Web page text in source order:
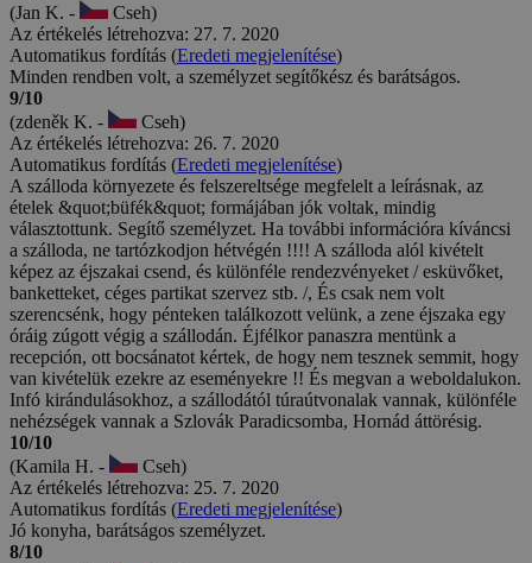
(Jan K. -
Cseh)
Az értékelés létrehozva: 27. 7. 2020
Automatikus fordítás (Eredeti megjelenítése)
Minden rendben volt, a személyzet segítőkész és barátságos.
9/10
(zdeněk K. -
Cseh)
Az értékelés létrehozva: 26. 7. 2020
Automatikus fordítás (Eredeti megjelenítése)
A szálloda környezete és felszereltsége megfelelt a leírásnak, az
ételek &quot;büfék&quot; formájában jók voltak, mindig
választottunk. Segítő személyzet. Ha további információra kíváncsi
a szálloda, ne tartózkodjon hétvégén !!!! A szálloda alól kivételt
képez az éjszakai csend, és különféle rendezvényeket / esküvőket,
banketteket, céges partikat szervez stb. /, És csak nem volt
szerencsénk, hogy pénteken találkozott velünk, a zene éjszaka egy
óráig zúgott végig a szállodán. Éjfélkor panaszra mentünk a
recepción, ott bocsánatot kértek, de hogy nem tesznek semmit, hogy
van kivételük ezekre az eseményekre !! És megvan a weboldalukon.
Infó kirándulásokhoz, a szállodától túraútvonalak vannak, különféle
nehézségek vannak a Szlovák Paradicsomba, Hornád áttörésig.
10/10
(Kamila H. -
Cseh)
Az értékelés létrehozva: 25. 7. 2020
Automatikus fordítás (Eredeti megjelenítése)
Jó konyha, barátságos személyzet.
8/10